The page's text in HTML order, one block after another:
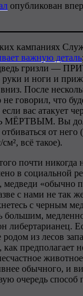
опубликован
кампаниях
важную деталь
гризли —
и ноги и
После
говорил, что
если вас атакует
Вы
от него
всё такое).
почти никогда
в социальной
«обычно
с нами не так
с черным
большим,
либертарианец.
родом из лесов
предполагает
обычного, и
очередь способ